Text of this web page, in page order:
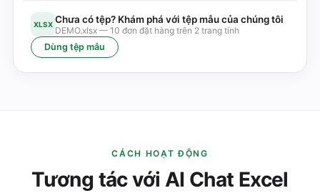
XLSX Chưa có tệp? Khám phá với tệp mẫu của chúng tôi
DEMO.xlsx — 10 đơn đặt hàng trên 2 trang tính
Dùng tệp mẫu
CÁCH HOẠT ĐỘNG
Tương tác với AI Chat Excel